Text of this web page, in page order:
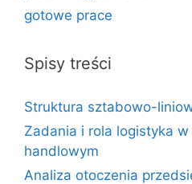
gotowe prace
Spisy treści
Struktura sztabowo-
Zadania i rola logistyka
handlowym
Analiza otoczenia